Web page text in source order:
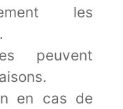
les
peuvent
en cas de